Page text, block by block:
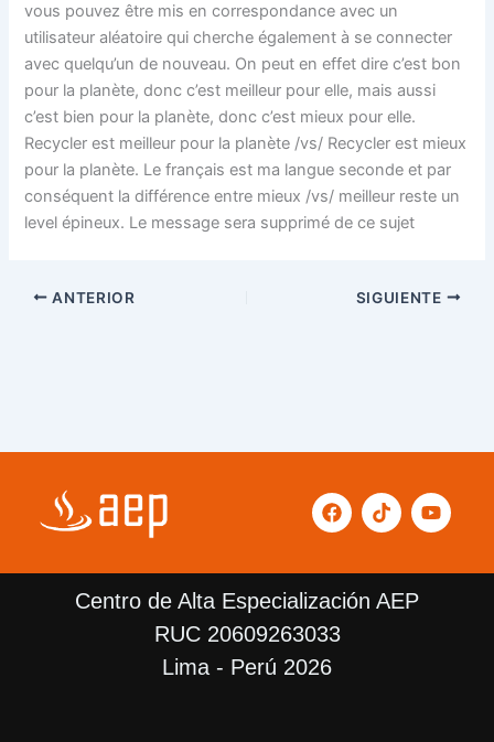
vous pouvez être mis en correspondance avec un
utilisateur aléatoire qui cherche également à se connecter
avec quelqu’un de nouveau. On peut en effet dire c’est bon
pour la planète, donc c’est meilleur pour elle, mais aussi
c’est bien pour la planète, donc c’est mieux pour elle.
Recycler est meilleur pour la planète /vs/ Recycler est mieux
pour la planète. Le français est ma langue seconde et par
conséquent la différence entre mieux /vs/ meilleur reste un
level épineux. Le message sera supprimé de ce sujet
ANTERIOR SIGUIENTE
F
a
b
o
k
T
i
o
k
Y
o
u
Centro de Alta Especialización AEP
RUC 20609263033
Lima - Perú 2026